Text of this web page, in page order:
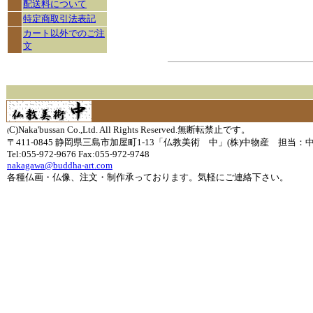
配送料について
特定商取引法表記
カート以外でのご注
文
(C)Naka'bussan Co.,Ltd. All Rights Reserved.無断転禁止です。
〒411-0845 静岡県三島市加屋町1-13「仏教美術 中」(株)中物産 担当：
Tel:055-972-9676 Fax:055-972-9748
nakagawa@buddha-art.com
各種仏画・仏像、注文・制作承っております。気軽にご連絡下さい。